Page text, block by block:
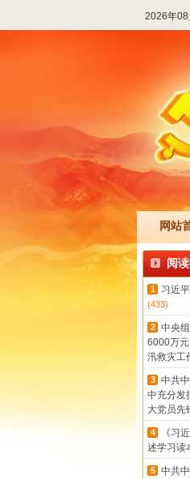
2026年
网站
阅
1 习近
(433)
2
中央
6000万
汛救灾工
3
中共
中充分发
大党员先
4
《习
述学习读
5
中共